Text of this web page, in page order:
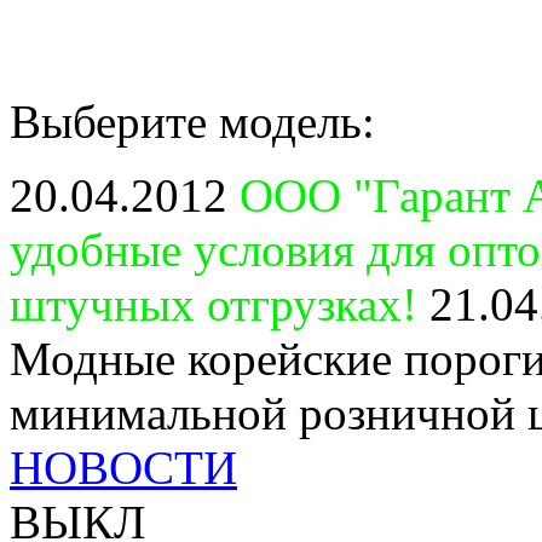
Выберите модель:
20.04.2012 ООО "Гарант
удобные условия для
штучных отгрузках!
Модные корейские
минимальной розничной
НОВОСТИ
ВЫКЛ